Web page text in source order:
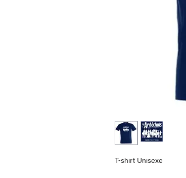
T-shirt Unisexe